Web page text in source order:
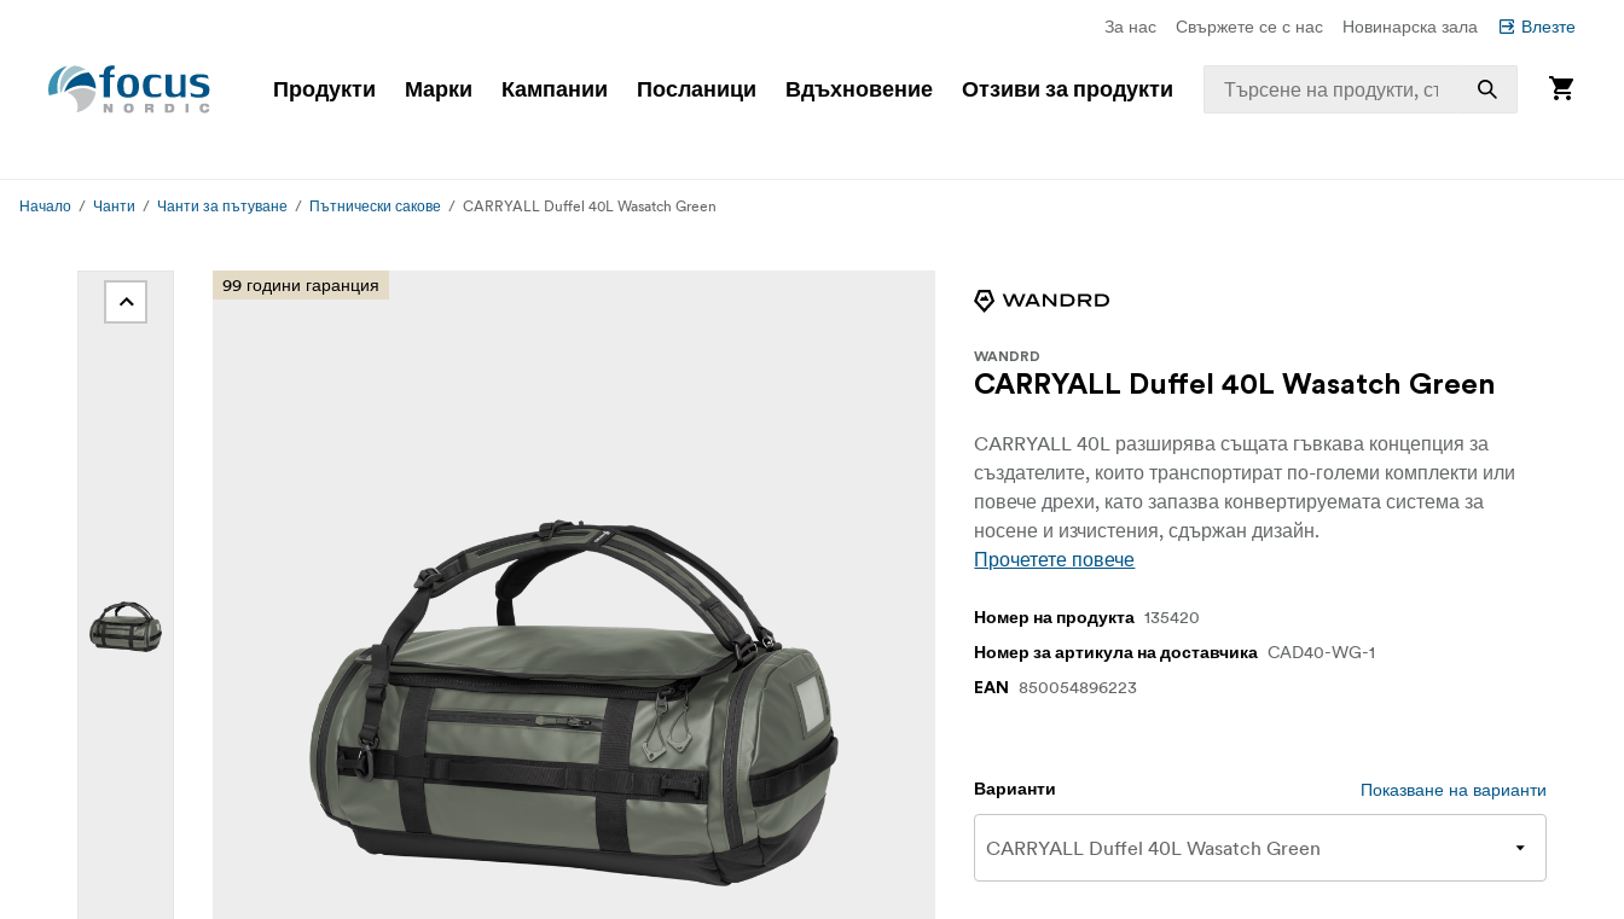
За нас Свържете се с нас Новинарска зала Влезте
Продукти Марки Кампании Посланици Вдъхновение Отзиви за продукти
Начало Чанти Чанти за пътуване Пътнически сакове CARRYALL Duffel 40L Wasatch Green
99 години гаранция
WANDRD
CARRYALL Duffel 40L Wasatch Green
CARRYALL 40L разширява същата гъвкава концепция за
създателите, които транспортират по-големи комплекти или
повече дрехи, като запазва конвертируемата система за
носене и изчистения, сдържан дизайн.
Прочетете повече
Номер на продукта 135420
Номер за артикула на доставчика CAD40-WG-1
EAN 850054896223
Варианти Показване на варианти